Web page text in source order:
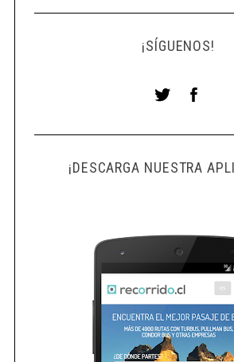
¡SÍGUENOS!
¡DESCARGA NUESTRA